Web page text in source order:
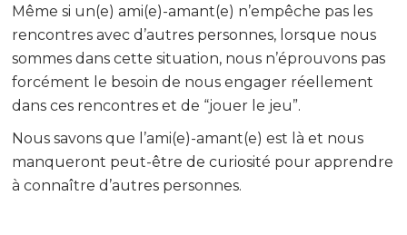
Même si un(e) ami(e)-amant(e) n’empêche pas les
rencontres avec d’autres personnes, lorsque nous
sommes dans cette situation, nous n’éprouvons pas
forcément le besoin de nous engager réellement
dans ces rencontres et de “jouer le jeu”.
Nous savons que l’ami(e)-amant(e) est là et nous
manqueront peut-être de curiosité pour apprendre
à connaître d’autres personnes.